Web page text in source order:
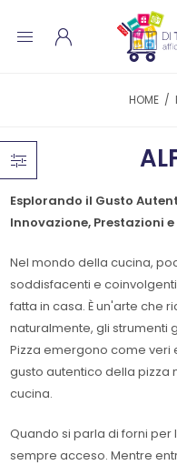
HOME /
Esplorando il Gusto
Innovazione, Prestazioni e
Nel mondo della cucina,
soddisfacenti e
fatta in casa. È un'arte che
naturalmente, gli strumenti
Pizza emergono come veri
gusto autentico della pizza
cucina.
Quando si parla di forni per
sempre acceso. Mentre